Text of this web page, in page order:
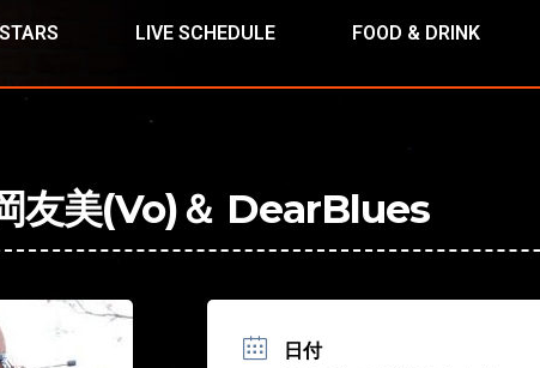
LIVE SCHEDULE FOOD & DRINK
友美(Vo)＆ DearBlues
日付